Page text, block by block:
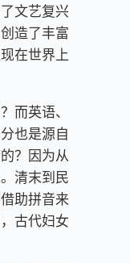
文艺复兴
造了丰富
在世界上
而英语、
也是源自
？因为从
清末到民
助拼音来
古代妇女